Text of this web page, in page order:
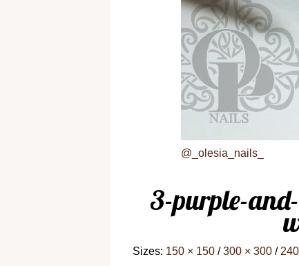
@_olesia_nails_
3-purple-
Sizes: 150 × 150 / 300 × 300 /